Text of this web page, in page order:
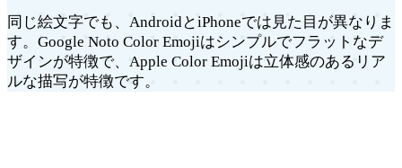
同じ絵文字でも、AndroidとiPhoneでは見た目が異なりま
す。Google Noto Color Emojiはシンプルでフラットなデ
ザインが特徴で、Apple Color Emojiは立体感のあるリア
ルな描写が特徴です。